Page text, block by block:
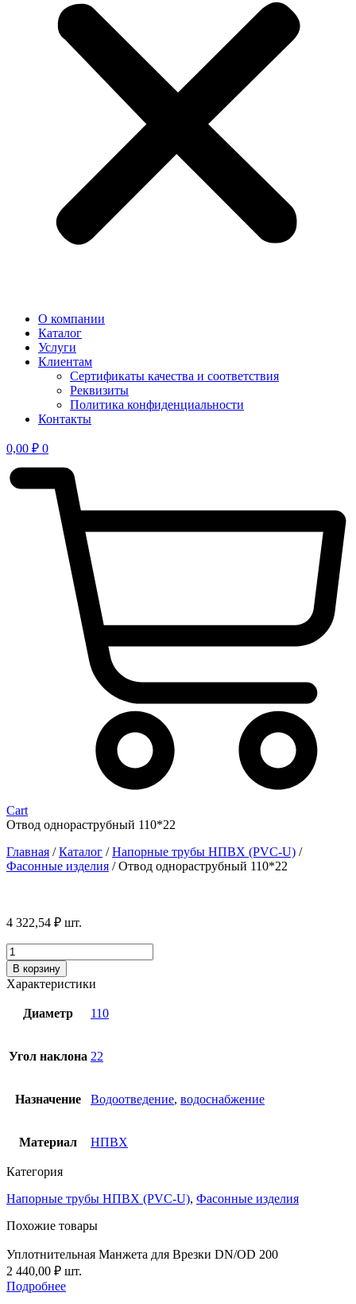
О компании
Каталог
Услуги
Клиентам
Сертификаты качества и соответствия
Реквизиты
Политика конфиден­циальности
Контакты
0,00 ₽ 0
Cart
Отвод однораструбный 110*22
Главная /Каталог /Напорные трубы НПВХ (PVC-U) /
Фасонные изделия /Отвод однораструбный 110*22
4 322,54 ₽ шт.
Количество
товара
Отвод
однораструбный
110*22
В корзину
Характеристики
Диаметр 110
Угол наклона 22
Назначение Водоотведение, водоснабжение
Материал НПВХ
Категория
Напорные трубы НПВХ (PVC-U), Фасонные изделия
Похожие товары
Уплотнительная Манжета для Врезки DN/OD 200
2 440,00 ₽ шт.
Подробнее